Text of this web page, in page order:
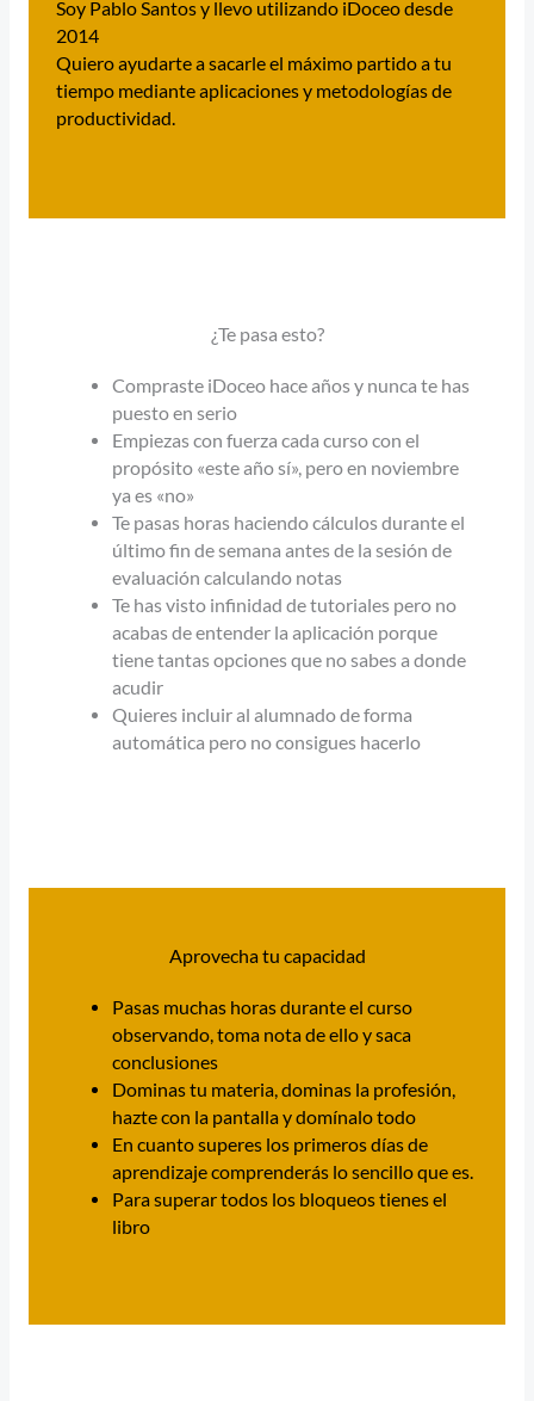
Soy Pablo Santos y llevo utilizando iDoceo desde
2014
Quiero ayudarte a sacarle el máximo partido a tu
tiempo mediante aplicaciones y metodologías de
productividad.
¿Te pasa esto?
Compraste iDoceo hace años y nunca te has
puesto en serio
Empiezas con fuerza cada curso con el
propósito «este año sí», pero en noviembre
ya es «no»
Te pasas horas haciendo cálculos durante el
último fin de semana antes de la sesión de
evaluación calculando notas
Te has visto infinidad de tutoriales pero no
acabas de entender la aplicación porque
tiene tantas opciones que no sabes a donde
acudir
Quieres incluir al alumnado de forma
automática pero no consigues hacerlo
Aprovecha tu capacidad
Pasas muchas horas durante el curso
observando, toma nota de ello y saca
conclusiones
Dominas tu materia, dominas la profesión,
hazte con la pantalla y domínalo todo
En cuanto superes los primeros días de
aprendizaje comprenderás lo sencillo que es.
Para superar todos los bloqueos tienes el
libro